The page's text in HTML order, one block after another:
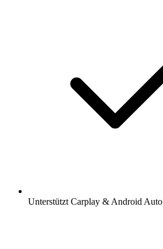
Unterstützt Carplay & Android Auto